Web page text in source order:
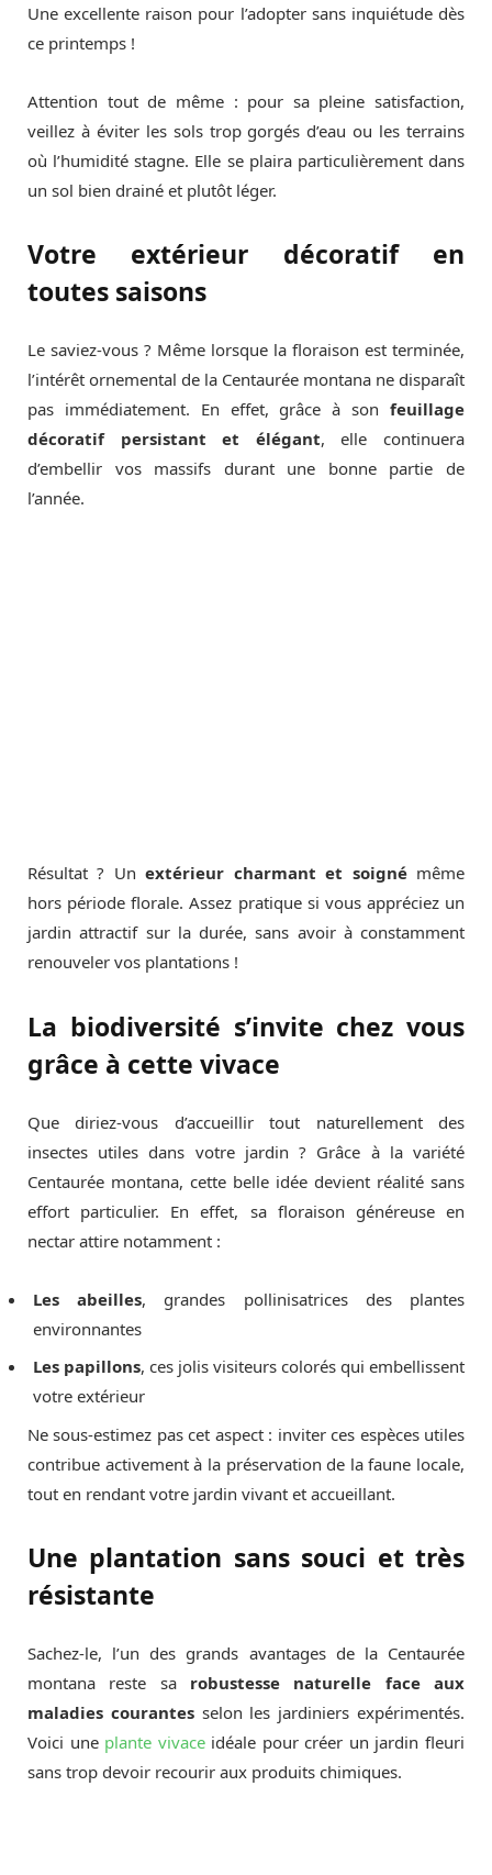
Une excellente raison pour l’adopter sans inquiétude dès
ce printemps !
Attention tout de même : pour sa pleine satisfaction,
veillez à éviter les sols trop gorgés d’eau ou les terrains
où l’humidité stagne. Elle se plaira particulièrement dans
un sol bien drainé et plutôt léger.
Votre extérieur décoratif en
toutes saisons
Le saviez-vous ? Même lorsque la floraison est terminée,
l’intérêt ornemental de la Centaurée montana ne disparaît
pas immédiatement. En effet, grâce à son feuillage
décoratif persistant et élégant, elle continuera
d’embellir vos massifs durant une bonne partie de
l’année.
Résultat ? Un extérieur charmant et soignémême
hors période florale. Assez pratique si vous appréciez un
jardin attractif sur la durée, sans avoir à constamment
renouveler vos plantations !
La biodiversité s’invite chez vous
grâce à cette vivace
Que diriez-vous d’accueillir tout naturellement des
insectes utiles dans votre jardin ? Grâce à la variété
Centaurée montana, cette belle idée devient réalité sans
effort particulier. En effet, sa floraison généreuse en
nectar attire notamment :
Les abeilles, grandes pollinisatrices des plantes
environnantes
Les papillons, ces jolis visiteurs colorés qui embellissent
votre extérieur
Ne sous-estimez pas cet aspect : inviter ces espèces utiles
contribue activement à la préservation de la faune locale,
tout en rendant votre jardin vivant et accueillant.
Une plantation sans souci et très
résistante
Sachez-le, l’un des grands avantages de la Centaurée
montana reste sa robustesse naturelle face aux
maladies courantesselon les jardiniers expérimentés.
Voici une plante vivaceidéale pour créer un jardin fleuri
sans trop devoir recourir aux produits chimiques.